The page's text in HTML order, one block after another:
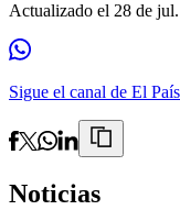
Actualizado el 28 de
Sigue el canal de El
Noticias